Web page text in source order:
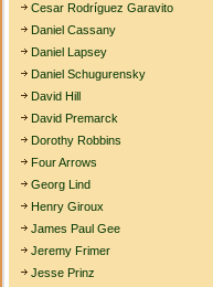
Cesar Rodríguez Garavito
Daniel Cassany
Daniel Lapsey
Daniel Schugurensky
David Hill
David Premarck
Dorothy Robbins
Four Arrows
Georg Lind
Henry Giroux
James Paul Gee
Jeremy Frimer
Jesse Prinz